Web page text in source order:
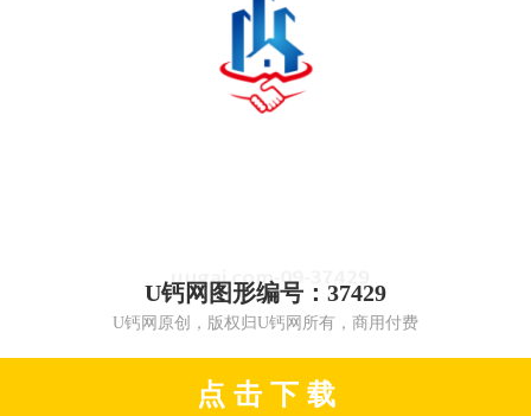
U钙网图形编号：37429
U钙网原创，版权归U钙网所有，商用付费
点 击 下 载